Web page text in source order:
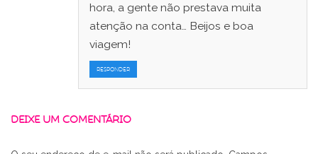
hora, a gente não prestava muita
atenção na conta… Beijos e boa
viagem!
RESPONDER
DEIXE UM COMENTÁRIO